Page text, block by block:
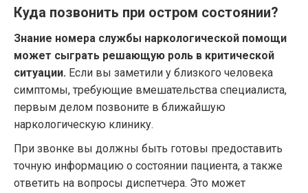
Куда позвонить при остром состоянии?
Знание номера службы наркологической помощи
может сыграть решающую роль в критической
ситуации. Если вы заметили у близкого человека
симптомы, требующие вмешательства специалиста,
первым делом позвоните в ближайшую
наркологическую клинику.
При звонке вы должны быть готовы предоставить
точную информацию о состоянии пациента, а также
ответить на вопросы диспетчера. Это может